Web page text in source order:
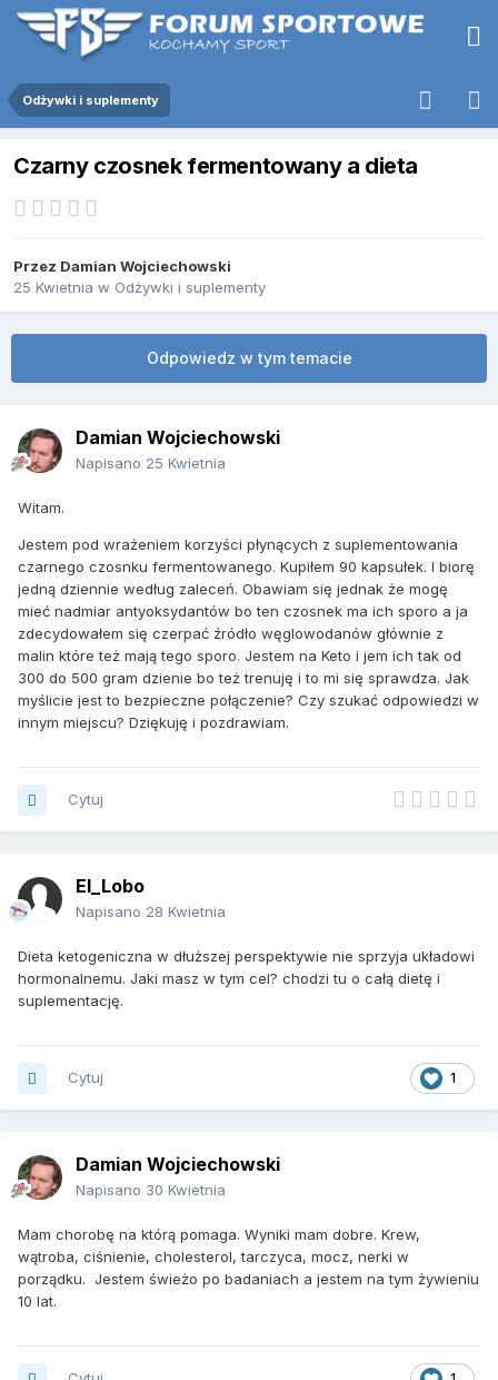
Odżywki i suplementy
Czarny czosnek fermentowany a dieta
Przez Damian Wojciechowski
25 Kwietnia w Odżywki i suplementy
Odpowiedz w tym temacie
Damian Wojciechowski
Napisano 25 Kwietnia
Witam.
Jestem pod wrażeniem korzyści płynących z suplementowania
czarnego czosnku fermentowanego. Kupiłem 90 kapsułek. I biorę
jedną dziennie według zaleceń. Obawiam się jednak że mogę
mieć nadmiar antyoksydantów bo ten czosnek ma ich sporo a ja
zdecydowałem się czerpać źródło węglowodanów głównie z
malin które też mają tego sporo. Jestem na Keto i jem ich tak od
300 do 500 gram dzienie bo też trenuję i to mi się sprawdza. Jak
myślicie jest to bezpieczne połączenie? Czy szukać odpowiedzi w
innym miejscu? Dziękuję i pozdrawiam.
Cytuj
El_Lobo
Napisano 28 Kwietnia
Dieta ketogeniczna w dłuższej perspektywie nie sprzyja układowi
hormonalnemu. Jaki masz w tym cel? chodzi tu o całą dietę i
suplementację.
1
Cytuj
Damian Wojciechowski
Napisano 30 Kwietnia
Mam chorobę na którą pomaga. Wyniki mam dobre. Krew,
wątroba, ciśnienie, cholesterol, tarczyca, mocz, nerki w
porządku. Jestem świeżo po badaniach a jestem na tym żywieniu
10 lat.